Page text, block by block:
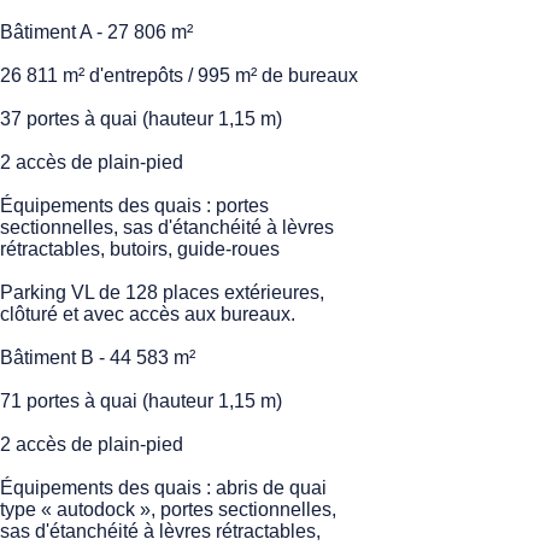
Bâtiment A - 27 806 m²
26 811 m² d'entrepôts / 995 m² de bureaux
37 portes à quai (hauteur 1,15 m)
2 accès de plain-pied
Équipements des quais : portes
sectionnelles, sas d'étanchéité à lèvres
rétractables, butoirs, guide-roues
Parking VL de 128 places extérieures,
clôturé et avec accès aux bureaux.
Bâtiment B - 44 583 m²
71 portes à quai (hauteur 1,15 m)
2 accès de plain-pied
Équipements des quais : abris de quai
type « autodock », portes sectionnelles,
sas d'étanchéité à lèvres rétractables,